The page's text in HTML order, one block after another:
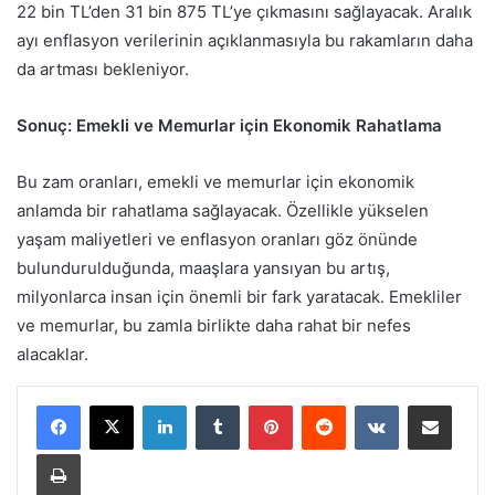
22 bin TL’den 31 bin 875 TL’ye çıkmasını sağlayacak. Aralık
ayı enflasyon verilerinin açıklanmasıyla bu rakamların daha
da artması bekleniyor.
Sonuç: Emekli ve Memurlar için Ekonomik Rahatlama
Bu zam oranları, emekli ve memurlar için ekonomik
anlamda bir rahatlama sağlayacak. Özellikle yükselen
yaşam maliyetleri ve enflasyon oranları göz önünde
bulundurulduğunda, maaşlara yansıyan bu artış,
milyonlarca insan için önemli bir fark yaratacak. Emekliler
ve memurlar, bu zamla birlikte daha rahat bir nefes
alacaklar.
LinkedInTumblr PinterestReddit VKontakteE-Posta ile paylaş
Yazdır